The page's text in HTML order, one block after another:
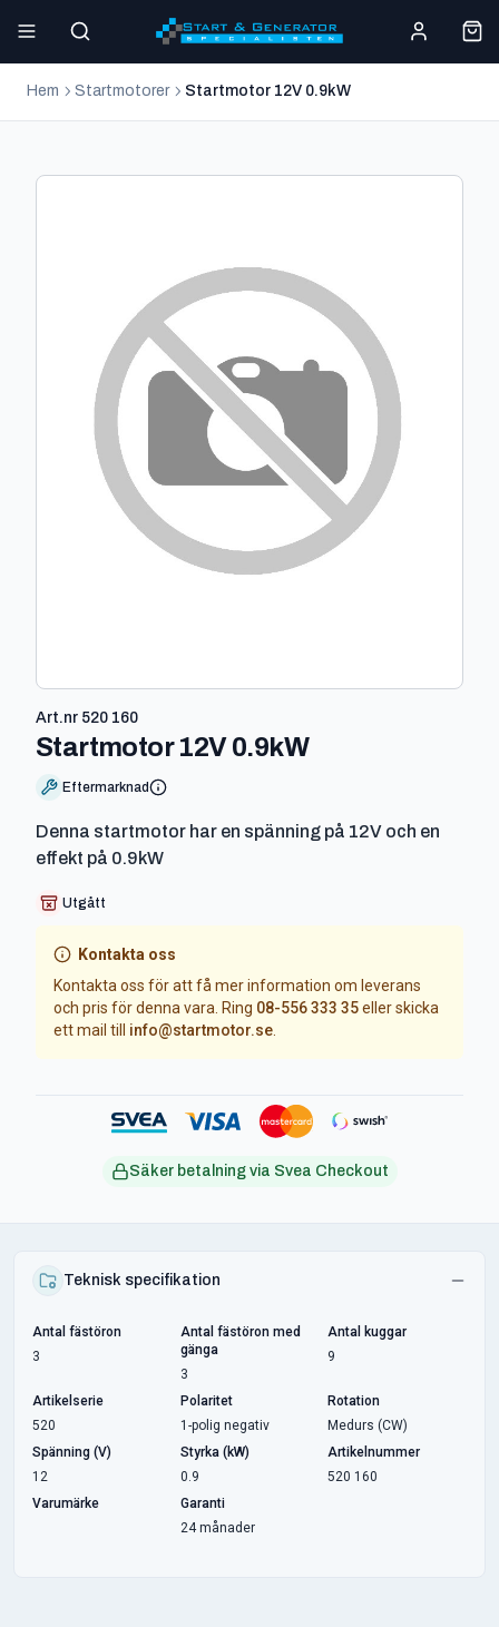
Hem Startmotorer Startmotor 12V 0.9kW
Art.nr 520 160
Startmotor 12V 0.9kW-
Eftermarknad
Denna startmotor har en spänning på 12V och en
effekt på 0.9kW
Utgått
Kontakta oss
Kontakta oss för att få mer information om leverans
och pris för denna vara. Ring 08-556 333 35eller skicka
ett mail till
info@startmotor.se
Säker betalning via Svea Checkout
Teknisk specifikation
Antal fästöron
3
Antal fästöron med
gänga
3
Antal kuggar
9
Artikelserie
520
Polaritet
1-polig negativ
Rotation
Medurs (CW)
Spänning (V)
12
Styrka (kW)
0.9
Artikelnummer
520 160
Varumärke
Garanti
24 månader